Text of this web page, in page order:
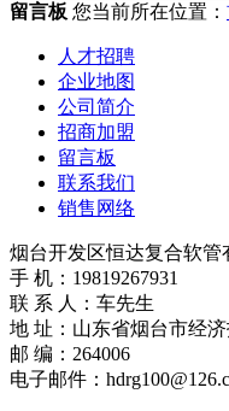
留言板 您当前所在位置：
人才招聘
企业地图
公司简介
招商加盟
留言板
联系我们
销售网络
烟台开发区恒达复合软管
手 机：19819267931
联 系 人：车先生
地 址：山东省烟台市经
邮 编：264006
电子邮件：